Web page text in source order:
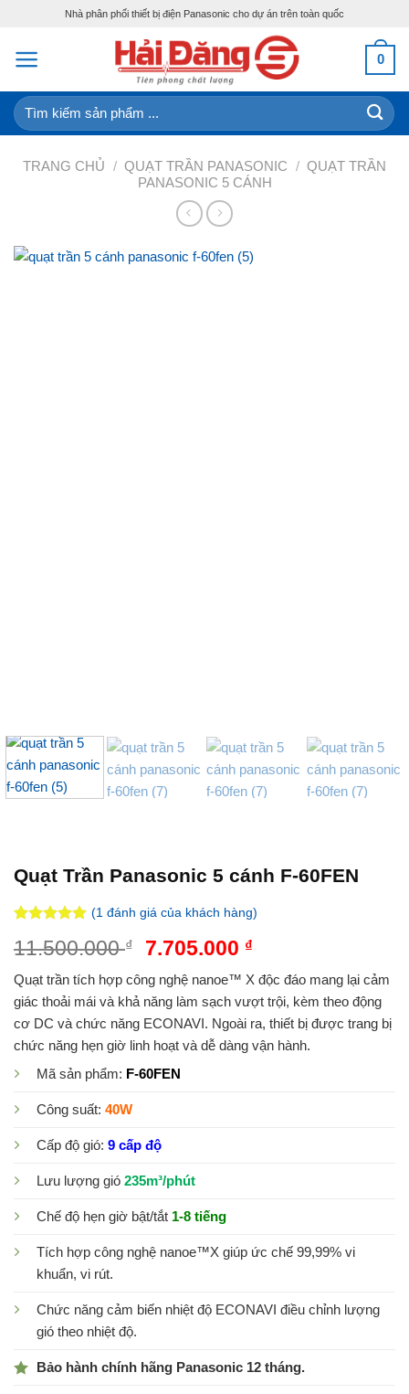
content
Nhà phân phối thiết bị điện Panasonic cho dự án trên toàn quốc
0
Tìm
kiếm:
TRANG CHỦ / QUẠT TRẦN PANASONIC / QUẠT TRẦN
PANASONIC 5 CÁNH
Quạt Trần Panasonic 5 cánh F-60FEN
dựa trên
(1 đánh giá của khách hàng)
11.500.000₫ 7.705.000 ₫
Quạt trần tích hợp công nghệ nanoe™ X độc đáo mang lại cảm
giác thoải mái và khả năng làm sạch vượt trội, kèm theo động
cơ DC và chức năng ECONAVI. Ngoài ra, thiết bị được trang bị
chức năng hẹn giờ linh hoạt và dễ dàng vận hành.
Mã sản phẩm: F-60FEN
Công suất: 40W
Cấp độ gió: 9 cấp độ
Lưu lượng gió 235m³/phút
Chế độ hẹn giờ bật/tắt 1-8 tiếng
Tích hợp công nghệ nanoe™X giúp ức chế 99,99% vi
khuẩn, vi rút.
Chức năng cảm biến nhiệt độ ECONAVI điều chỉnh lượng
gió theo nhiệt độ.
Bảo hành chính hãng Panasonic 12 tháng.